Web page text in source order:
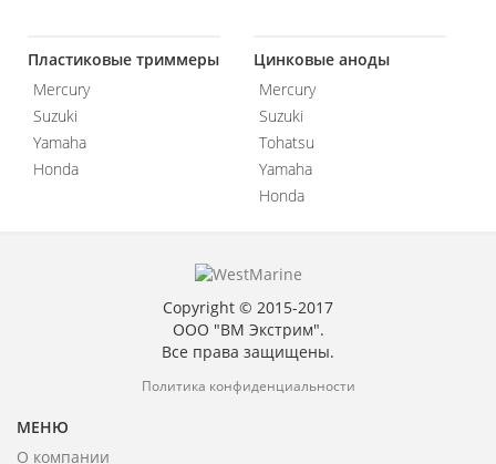
Пластиковые триммеры
Mercury
Suzuki
Yamaha
Honda
Цинковые аноды
Mercury
Suzuki
Tohatsu
Yamaha
Honda
Copyright © 2015-2017
ООО "ВМ Экстрим".
Все права защищены.
Политика конфиденциальности
МЕНЮ
О компании